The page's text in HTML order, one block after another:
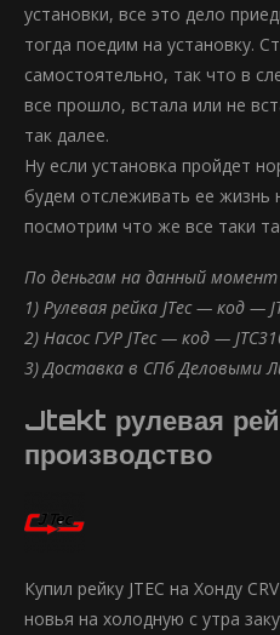
установки, все это дело
тогда поедим на установку.
самостоятельно, так что в
все прошло, встала или не
так далее.
Ну если установка пройдет
будем отслеживать ее жизнь
посмотрим что же все таки
По деньгам на данный момент
1) Рулевая рейка JTec — код —
2) Насос ГУР JTec — код —
3) Доставка в СПб Деловыми
Jtekt рулевая
производство
Купил рейку JTEC на Хонду
новья на холодную с утра